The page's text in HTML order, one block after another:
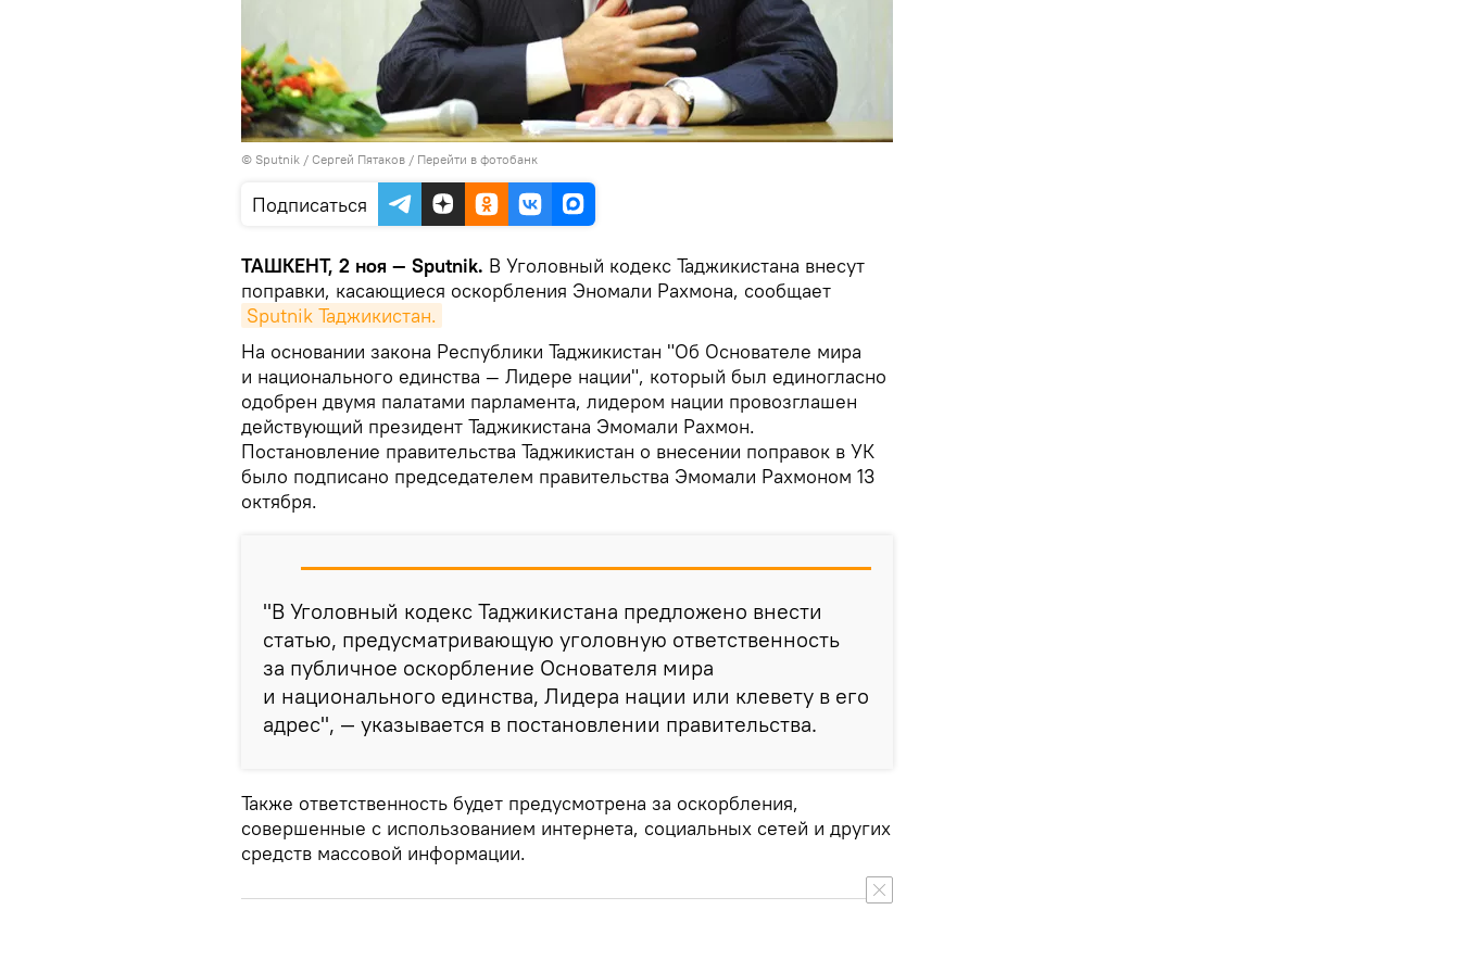
© Sputnik / Сергей Пятаков / Перейти в фотобанк
Подписаться
ТАШКЕНТ, 2 ноя — Sputnik. В Уголовный кодекс Таджикистана внесут
поправки, касающиеся оскорбления Эномали Рахмона, сообщает
Sputnik Таджикистан.
На основании закона Республики Таджикистан "Об Основателе мира
и национального единства — Лидере нации", который был единогласно
одобрен двумя палатами парламента, лидером нации провозглашен
действующий президент Таджикистана Эмомали Рахмон.
Постановление правительства Таджикистан о внесении поправок в УК
было подписано председателем правительства Эмомали Рахмоном 13
октября.
"В Уголовный кодекс Таджикистана предложено внести
статью, предусматривающую уголовную ответственность
за публичное оскорбление Основателя мира
и национального единства, Лидера нации или клевету в его
адрес", — указывается в постановлении правительства.
Также ответственность будет предусмотрена за оскорбления,
совершенные с использованием интернета, социальных сетей и других
средств массовой информации.